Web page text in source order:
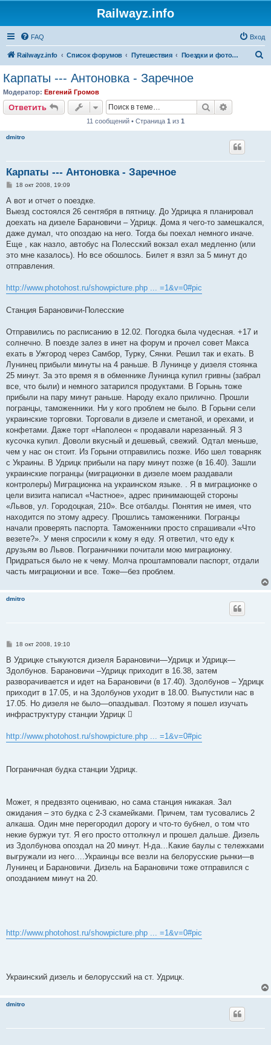
Railwayz.info
FAQ Вход
Railwayz.info Список форумов Путешествия Поездки и фотосессии
Карпаты --- Антоновка - Заречное
Модератор: Евгений Громов
Ответить Поиск
11 сообщений • Страница 1 из 1
dmitro
Карпаты --- Антоновка - Заречное
С
о
щ
е
и
е
18 окт 2008, 19:09
А вот и отчет о поездке.
Выезд состоялся 26 сентября в пятницу. До Удрицка я планировал
доехать на дизеле Барановичи – Удрицк. Дома я чего-то замешкался,
даже думал, что опоздаю на него. Тогда бы поехал немного иначе.
Еще , как назло, автобус на Полесский вокзал ехал медленно (или
это мне казалось). Но все обошлось. Билет я взял за 5 минут до
отправления.
http://www.photohost.ru/showpicture.php ... =1&v=0#pic
Станция Барановичи-Полесские
Отправились по расписанию в 12.02. Погодка была чудесная. +17 и
солнечно. В поезде залез в инет на форум и прочел совет Макса
ехать в Ужгород через Самбор, Турку, Сянки. Решил так и ехать. В
Лунинец прибыли минуты на 4 раньше. В Лунинце у дизеля стоянка
25 минут. За это время я в обменнике Лунинца купил гривны (забрал
все, что были) и немного затарился продуктами. В Горынь тоже
прибыли на пару минут раньше. Народу ехало прилично. Прошли
погранцы, таможенники. Ни у кого проблем не было. В Горыни сели
украинские торговки. Торговали в дизеле и сметаной, и орехами, и
конфетами. Даже торт «Наполеон « продавали нарезанный. Я 3
кусочка купил. Доволи вкусный и дешевый, свежий. Одтал меньше,
чем у нас он стоит. Из Горыни отправились позже. Ибо шел товарняк
с Украины. В Удрицк прибыли на пару минут позже (в 16.40). Зашли
украинские погранцы (миграционки в дизеле моем раздавали
контролеры) Миграционка на украинском языке. . Я в миграционке о
цели визита написал «Частное», адрес принимающей стороны
«Львов, ул. Городоцкая, 210». Все отбалды. Понятия не имея, что
находится по этому адресу. Прошлись таможенники. Погранцы
начали проверять паспорта. Таможенники просто спрашивали «Что
везете?». У меня спросили к кому я еду. Я ответил, что еду к
друзьям во Львов. Пограничники почитали мою миграционку.
Придраться было не к чему. Молча проштамповали паспорт, отдали
часть миграционки и все. Тоже—без проблем.
dmitro
С
о
щ
е
и
е
18 окт 2008, 19:10
В Удрицке стыкуются дизеля Барановичи—Удрицк и Удрицк—
Здолбунов. Барановичи –Удрицк приходит в 16.38, затем
разворачивается и идет на Барановичи (в 17.40). Здолбунов – Удрицк
приходит в 17.05, и на Здолбунов уходит в 18.00. Выпустили нас в
17.05. Но дизеля не было—опаздывал. Поэтому я пошел изучать
инфраструктуру станции Удрицк 
http://www.photohost.ru/showpicture.php ... =1&v=0#pic
Пограничная будка станции Удрицк.
Может, я предвзято оцениваю, но сама станция никакая. Зал
ожидания – это будка с 2-3 скамейками. Причем, там тусовались 2
алкаша. Один мне перегородил дорогу и что-то бубнел, о том что
некие буржуи тут. Я его просто оттолкнул и прошел дальше. Дизель
из Здолбунова опоздал на 20 минут. Н-да…Какие баулы с тележками
выгружали из него….Украинцы все везли на белорусские рынки—в
Лунинец и Барановичи. Дизель на Барановичи тоже отправился с
опозданием минут на 20.
http://www.photohost.ru/showpicture.php ... =1&v=0#pic
Украинский дизель и белорусский на ст. Удрицк.
dmitro